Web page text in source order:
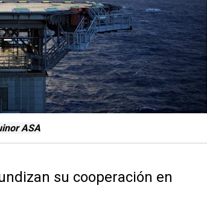
ASA
su cooperación en